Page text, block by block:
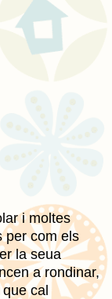
i moltes
per com els
la seua
a rondinar,
cal